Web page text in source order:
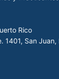
Rico
1401, San Juan,